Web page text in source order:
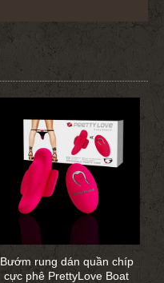
Bướm rung dán quần chíp
cực phê PrettyLove Boat